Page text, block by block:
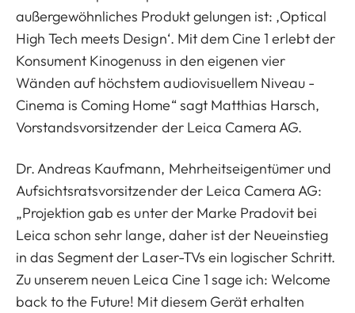
außergewöhnliches Produkt gelungen ist: ‚Optical
High Tech meets Design‘. Mit dem Cine 1 erlebt der
Konsument Kinogenuss in den eigenen vier
Wänden auf höchstem audiovisuellem Niveau -
Cinema is Coming Home“ sagt Matthias Harsch,
Vorstandsvorsitzender der Leica Camera AG.
Dr. Andreas Kaufmann, Mehrheitseigentümer und
Aufsichtsratsvorsitzender der Leica Camera AG:
„Projektion gab es unter der Marke Pradovit bei
Leica schon sehr lange, daher ist der Neueinstieg
in das Segment der Laser-TVs ein logischer Schritt.
Zu unserem neuen Leica Cine 1 sage ich: Welcome
back to the Future! Mit diesem Gerät erhalten